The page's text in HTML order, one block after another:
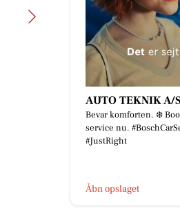
AUTO TEKNIK A/S
Bevar komforten. ❄️
service nu.
#JustRight
Åbn opslaget